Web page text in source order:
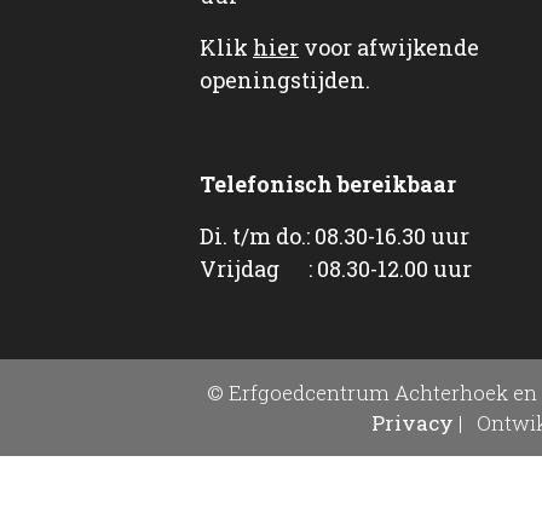
Klik hier voor afwijkende
openingstijden.
Telefonisch bereikbaar
Di. t/m do.: 08.30-16.30 uur
Vrijdag : 08.30-12.00 uur
© Erfgoedcentrum Achterhoek en
Privacy |